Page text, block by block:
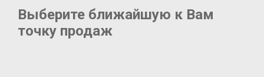
Выберите ближайшую к Вам
точку продаж